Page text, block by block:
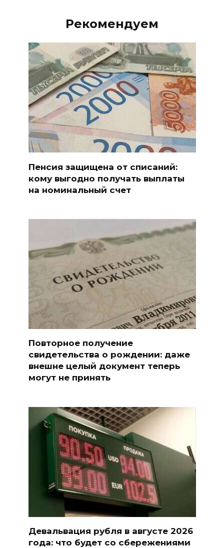
Рекомендуем
Пенсия защищена от списаний:
кому выгодно получать выплаты
на номинальный счет
Повторное получение
свидетельства о рождении: даже
внешне целый документ теперь
могут не принять
Девальвация рубля в августе 2026
года: что будет со сбережениями